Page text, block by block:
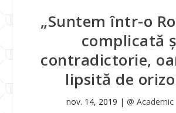
„Suntem într-o
complicată
contradictorie,
lipsită de
nov. 14, 2019 | @ Academic